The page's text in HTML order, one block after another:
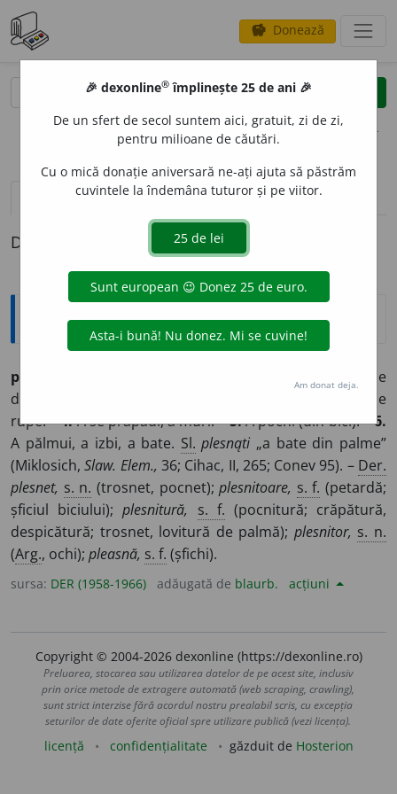
savings Donează
clear
opțiuni
definiții (1) pronunțievolume_up (3)
Definiția cu ID-ul 505087:
Etimologice
plesn
A se crăpa, a se
despica. –
A se sparge, a se
rupe. –4.A se prăpădi, a muri. –5.A pocni (din bici). –6.
A pălmui, a izbi, a bate. Sl. plesnąti „a bate din palme”
(Miklosich,Slaw. Elem., 36; Cihac, II, 265; Conev 95). – Der.
plesnet, s. n. (trosnet, pocnet);plesnitoare, s. f. (petardă;
șficiul biciului);plesnitură, s. f. (pocnitură; crăpătură,
despicătură; trosnet, lovitură de palmă); plesnitor, s. n.
(Arg., ochi); pleasnă, s. f. (șfichi).
sursa: DER (1958-1966) adăugată de blaurb. acțiuni
Copyright © 2004-2026 dexonline (https://dexonline.ro)
Preluarea, stocarea sau utilizarea datelor de pe acest site, inclusiv
prin orice metode de extragere automată (web scraping, crawling),
sunt strict interzise fără acordul nostru prealabil scris, cu excepția
seturilor de date oferite oficial spre utilizare publică (vezi licența).
licență confidențialitate găzduit de Hosterion
🎉 dexonline® împlinește 25 de ani 🎉
De un sfert de secol suntem aici, gratuit, zi de zi,
pentru milioane de căutări.
Cu o mică donație aniversară ne-ați ajuta să păstrăm
cuvintele la îndemâna tuturor și pe viitor.
Am donat deja.